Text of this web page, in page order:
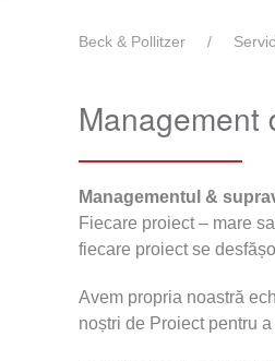
Beck & Pollitzer
Management
Managementul &
Fiecare proiect – mare
fiecare proiect se
Avem propria noastră
noștri de Proiect pentru